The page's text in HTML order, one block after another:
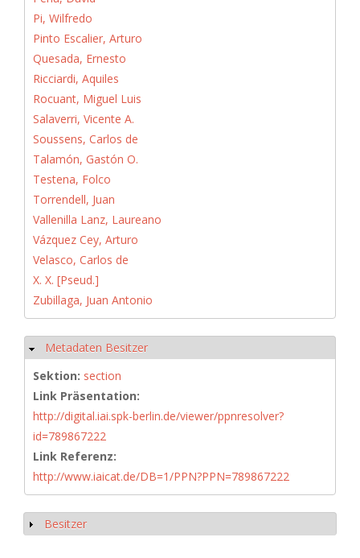
Pi, Wilfredo
Pinto Escalier, Arturo
Quesada, Ernesto
Ricciardi, Aquiles
Rocuant, Miguel Luis
Salaverri, Vicente A.
Soussens, Carlos de
Talamón, Gastón O.
Testena, Folco
Torrendell, Juan
Vallenilla Lanz, Laureano
Vázquez Cey, Arturo
Velasco, Carlos de
X. X. [Pseud.]
Zubillaga, Juan Antonio
Hide
Metadaten Besitzer
Sektion: section
Link Präsentation:
http://digital.iai.spk-berlin.de/viewer/ppnresolver?
id=789867222
Link Referenz:
http://www.iaicat.de/DB=1/PPN?PPN=789867222
Show
Besitzer